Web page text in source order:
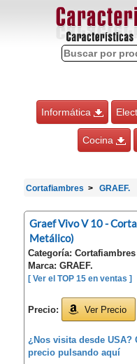
Informática
Cocina
Cortafiambres GRAEF.
Graef Vivo V 10 -
Metálico)
Categoría: Cortafiambres
Marca: GRAEF.
[ Ver el TOP 15 en ventas ]
Precio: Ver Precio
¿Nos visita desde USA?
precio pulsando aquí